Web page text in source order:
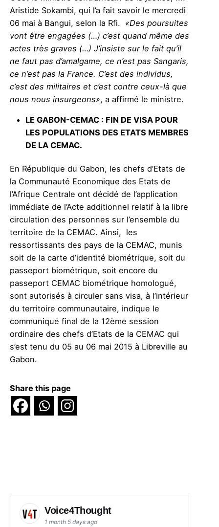
Aristide Sokambi, qui l’a fait savoir le mercredi
06 mai à Bangui, selon la Rfi. «Des poursuites
vont être engagées (…) c’est quand même des
actes très graves (…) J’insiste sur le fait qu’il
ne faut pas d’amalgame, ce n’est pas Sangaris,
ce n’est pas la France. C’est des individus,
c’est des militaires et c’est contre ceux-là que
nous nous insurgeons», a affirmé le ministre.
LE GABON-CEMAC : FIN DE VISA POUR
LES POPULATIONS DES ETATS MEMBRES
DE LA CEMAC.
En République du Gabon, les chefs d’Etats de
la Communauté Economique des Etats de
l’Afrique Centrale ont décidé de l’application
immédiate de l’Acte additionnel relatif à la libre
circulation des personnes sur l’ensemble du
territoire de la CEMAC. Ainsi, les
ressortissants des pays de la CEMAC, munis
soit de la carte d’identité biométrique, soit du
passeport biométrique, soit encore du
passeport CEMAC biométrique homologué,
sont autorisés à circuler sans visa, à l’intérieur
du territoire communautaire, indique le
communiqué final de la 12ème session
ordinaire des chefs d’Etats de la CEMAC qui
s’est tenu du 05 au 06 mai 2015 à Libreville au
Gabon.
Share this page
Voice4Thought
1 month 5 days ago